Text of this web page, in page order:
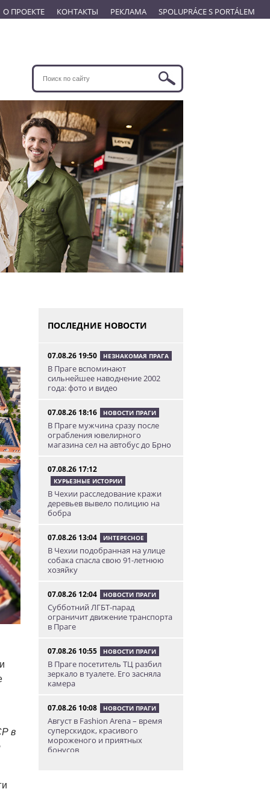
О ПРОЕКТЕ КОНТАКТЫ РЕКЛАМА SPOLUPRÁCE S PORTÁLEM
в
ПОСЛЕДНИЕ НОВОСТИ
07.08.26 19:50 НЕЗНАКОМАЯ ПРАГА
В Праге вспоминают
сильнейшее наводнение 2002
года: фото и видео
07.08.26 18:16 НОВОСТИ ПРАГИ
В Праге мужчина сразу после
ограбления ювелирного
магазина сел на автобус до Брно
07.08.26 17:12
КУРЬЕЗНЫЕ ИСТОРИИ
В Чехии расследование кражи
деревьев вывело полицию на
бобра
07.08.26 13:04 ИНТЕРЕСНОЕ
В Чехии подобранная на улице
собака спасла свою 91-летнюю
хозяйку
07.08.26 12:04 НОВОСТИ ПРАГИ
Субботний ЛГБТ-парад
ограничит движение транспорта
в Праге
07.08.26 10:55 НОВОСТИ ПРАГИ
В Праге посетитель ТЦ разбил
зеркало в туалете. Его засняла
камера
07.08.26 10:08 НОВОСТИ ПРАГИ
Август в Fashion Arena – время
суперскидок, красивого
мороженого и приятных
бонусов